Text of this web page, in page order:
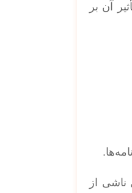
6 درصد جهانی)، اما تأثیر آن بر
از